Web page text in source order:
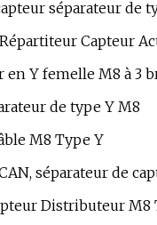
séparateur de
Capteur
en Y femelle M8 à 3
de type Y M8
M8 Type Y
séparateur de
Distributeur M8